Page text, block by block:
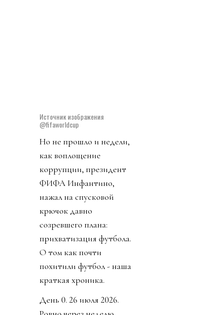
Источник изображения
@fifaworldcup
Но не прошло и недели,
как воплощение
ФИФА Инфантино,